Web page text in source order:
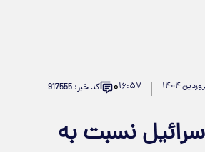
۱۶:۵۷۰ کد خبر: 917555
نسبت به